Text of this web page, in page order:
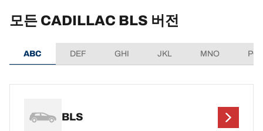
모든 CADILLAC BLS 버전
ABC DEF GHI JKL MNO
BLS